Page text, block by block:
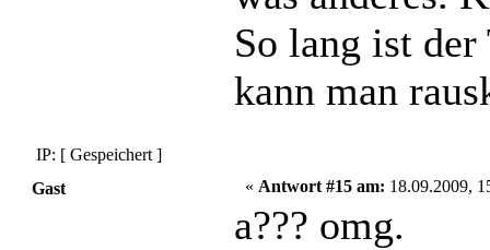
So lang ist
kann man
IP: [ Gespeichert ]
Gast
« Antwort #15 am: 18.09.2009,
a??? omg.